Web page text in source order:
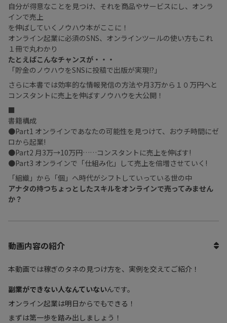
自分が得意なことを見つけ、それを商品やサービスにし、オンラ
インで売上
を伸ばしていくノウハウ本がここに！
オンライン起業に必須のSNS、オンラインツールの使い方もこれ
１冊で丸わかり
たとえばこんなチャンスが・・・
「貯金のノウハウをSNSに投稿で出版が実現!?」
さらに本書では効率的な情報発信の方法や月3万から１０万円へと
コンスタントに売上を伸ばすノウハウを大公開！
■
書籍構成
●Part1 オンラインであなたの可能性を見つけて、おウチ時間にゼ
ロから起業!
●Part2 月3万→10万円……コンスタントに売上を伸ばす!
●Part3 オンラインで「仕組み化」して売上を倍増させていく!
「組織」から「個」へ時代がシフトしていっている世の中
アナタの持つちょっとしたスキルをオンラインで売ってみません
か？
動画内容の紹介
本動画では稼ぎのタネの見つけ方を、実例を交えてご紹介！
副業ができない人なんていないんです。
オンライン起業は明日からでもできる！
まずは第一歩を踏み出しましょう！